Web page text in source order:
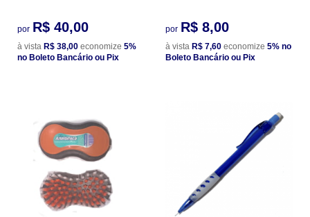
por R$ 40,00
à vista R$ 38,00 economize 5%
no Boleto Bancário ou Pix
por R$ 8,00
à vista R$ 7,60 economize 5% no
Boleto Bancário ou Pix